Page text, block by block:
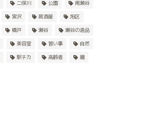
二俣川 公園
南瀬谷
宮沢 居酒屋
旭区
橋戸 瀬谷
瀬谷の逸品
美容室 習い事
自然
駅チカ 高齢者 麺